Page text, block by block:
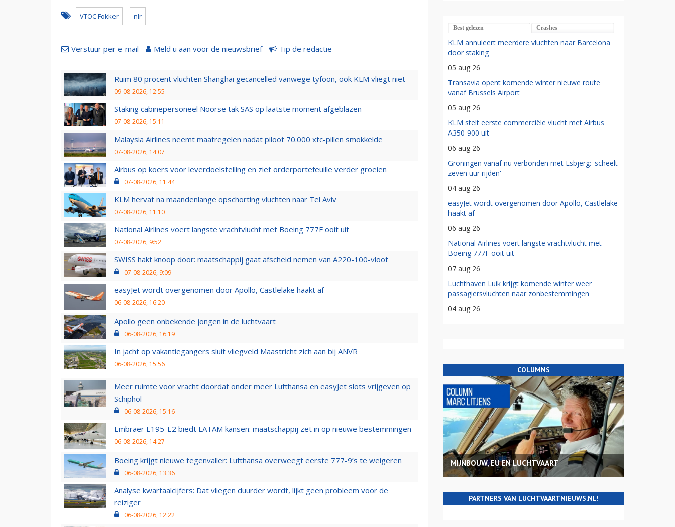
VTOC Fokker nlr
Verstuur per e-mail Meld u aan voor de nieuwsbrief Tip de redactie
Ruim 80 procent vluchten Shanghai gecancelled vanwege tyfoon, ook KLM vliegt niet
09-08-2026, 12:55
Staking cabinepersoneel Noorse tak SAS op laatste moment afgeblazen
07-08-2026, 15:11
Malaysia Airlines neemt maatregelen nadat piloot 70.000 xtc-pillen smokkelde
07-08-2026, 14:07
Airbus op koers voor leverdoelstelling en ziet orderportefeuille verder groeien
07-08-2026, 11:44
KLM hervat na maandenlange opschorting vluchten naar Tel Aviv
07-08-2026, 11:10
National Airlines voert langste vrachtvlucht met Boeing 777F ooit uit
07-08-2026, 9:52
SWISS hakt knoop door: maatschappij gaat afscheid nemen van A220-100-vloot
07-08-2026, 9:09
easyJet wordt overgenomen door Apollo, Castlelake haakt af
06-08-2026, 16:20
Apollo geen onbekende jongen in de luchtvaart
06-08-2026, 16:19
In jacht op vakantiegangers sluit vliegveld Maastricht zich aan bij ANVR
06-08-2026, 15:56
Meer ruimte voor vracht doordat onder meer Lufthansa en easyJet slots vrijgeven op
Schiphol
06-08-2026, 15:16
Embraer E195-E2 biedt LATAM kansen: maatschappij zet in op nieuwe bestemmingen
06-08-2026, 14:27
Boeing krijgt nieuwe tegenvaller: Lufthansa overweegt eerste 777-9’s te weigeren
06-08-2026, 13:36
Analyse kwartaalcijfers: Dat vliegen duurder wordt, lijkt geen probleem voor de
reiziger
06-08-2026, 12:22
Best gelezen Crashes
KLM annuleert meerdere vluchten naar Barcelona
door staking
05 aug 26
Transavia opent komende winter nieuwe route
vanaf Brussels Airport
05 aug 26
KLM stelt eerste commerciële vlucht met Airbus
A350-900 uit
06 aug 26
Groningen vanaf nu verbonden met Esbjerg: 'scheelt
zeven uur rijden'
04 aug 26
easyJet wordt overgenomen door Apollo, Castlelake
haakt af
06 aug 26
National Airlines voert langste vrachtvlucht met
Boeing 777F ooit uit
07 aug 26
Luchthaven Luik krijgt komende winter weer
passagiersvluchten naar zonbestemmingen
04 aug 26
COLUMNS
MIJNBOUW, EU EN LUCHTVAART
PARTNERS VAN LUCHTVAARTNIEUWS.NL!